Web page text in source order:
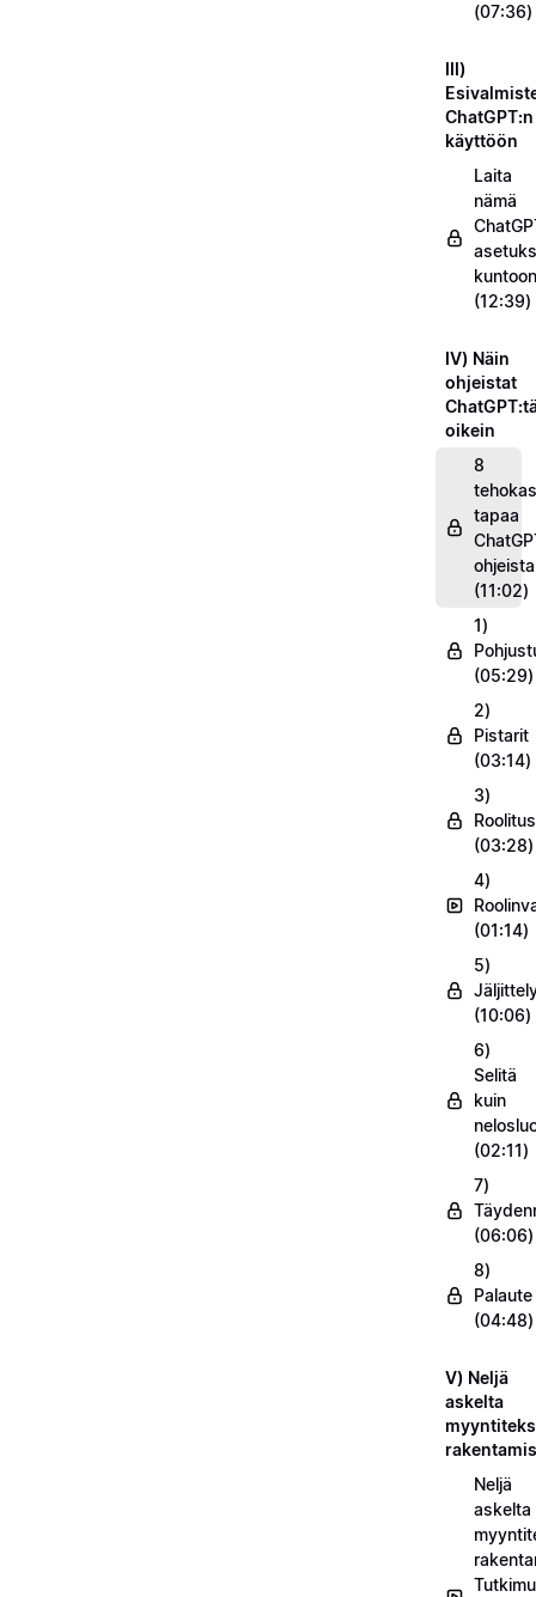
(07:36)
III)
ChatGPT:n
käyttöön
Laita
nämä
kuntoon
(12:39)
IV) Näin
ohjeistat
oikein
8
tapaa
(11:02)
1)
(05:29)
2)
Pistarit
(03:14)
3)
Roolitus
(03:28)
4)
(01:14)
5)
(10:06)
6)
Selitä
kuin
(02:11)
7)
(06:06)
8)
Palaute
(04:48)
V) Neljä
askelta
Neljä
askelta